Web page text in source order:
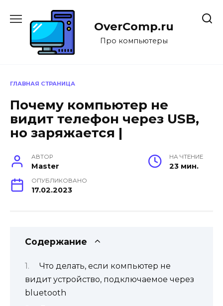
содержанию
OverComp.ru
Про компьютеры
ГЛАВНАЯ СТРАНИЦА
Почему компьютер не
видит телефон через USB,
но заряжается |
АВТОР
Master
НА ЧТЕНИЕ
23 мин.
ОПУБЛИКОВАНО
17.02.2023
Содержание
Что делать, если компьютер не
видит устройство, подключаемое через
bluetooth